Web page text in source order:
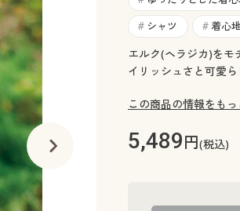
# シャツ # 着心
エルク(ヘラジカ)を
イリッシュさと可愛
この商品の情報をも
5,489円(税込)